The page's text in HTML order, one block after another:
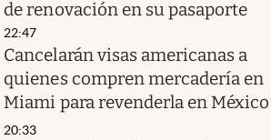
de renovación en su pasaporte
22:47
Cancelarán visas americanas a
quienes compren mercadería en
Miami para revenderla en México
20:33